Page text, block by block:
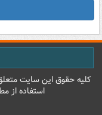
کليه حقوق اين سايت
استفاده از